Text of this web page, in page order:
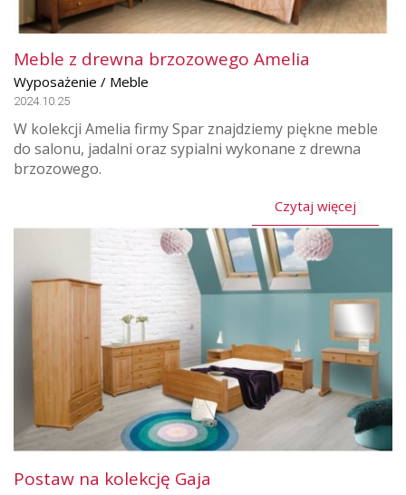
Meble z drewna brzozowego Amelia
Wyposażenie / Meble
2024.10.25
W kolekcji Amelia firmy Spar znajdziemy piękne meble
do salonu, jadalni oraz sypialni wykonane z drewna
brzozowego.
Czytaj więcej
Postaw na kolekcję Gaja